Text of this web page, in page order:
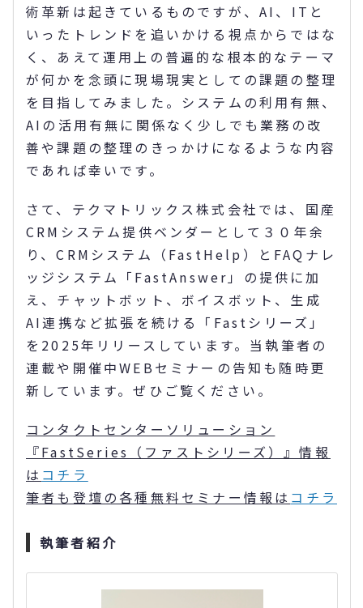
術革新は起きているものですが、AI、ITと
いったトレンドを追いかける視点からではな
く、あえて運用上の普遍的な根本的なテーマ
が何かを念頭に現場現実としての課題の整理
を目指してみました。システムの利用有無、
AIの活用有無に関係なく少しでも業務の改
善や課題の整理のきっかけになるような内容
であれば幸いです。
さて、テクマトリックス株式会社では、国産
CRMシステム提供ベンダーとして３０年余
り、CRMシステム（FastHelp）とFAQナレ
ッジシステム「FastAnswer」の提供に加
え、チャットボット、ボイスボット、生成
AI連携など拡張を続ける「Fastシリーズ」
を2025年リリースしています。当執筆者の
連載や開催中WEBセミナーの告知も随時更
新しています。ぜひご覧ください。
コンタクトセンターソリューション
『FastSeries
（ファストシリーズ）』情報
は コチラ
筆者も登壇の各種無料セミナー情報は コチラ
執筆者紹介